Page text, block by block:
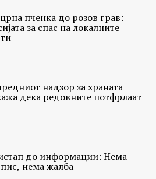
пченка до розов грав:
за спас на локалните
надзор за храната
дека редовните потфрлаат
до информации: Нема
нема жалба